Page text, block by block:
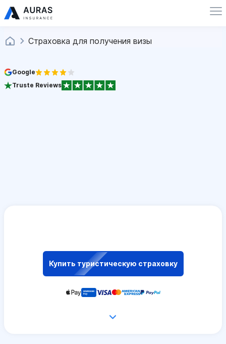
Страховка для получения визы
Google
Truste Reviews
Купить туристическую страховку